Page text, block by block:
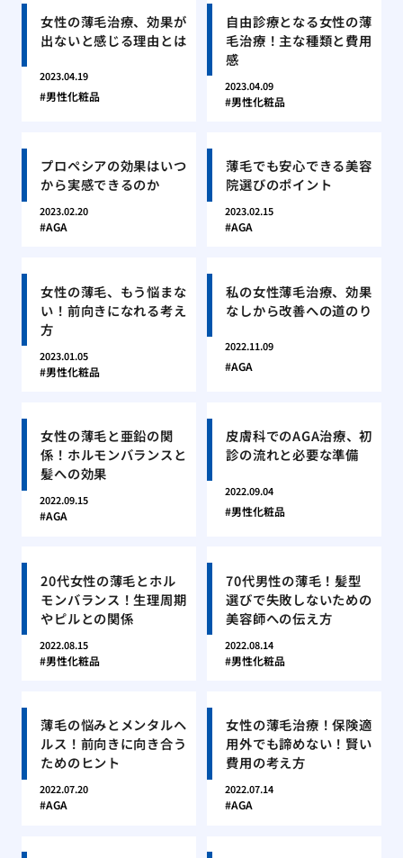
女性の薄毛治療、効果が
出ないと感じる理由とは
2023.04.19
男性化粧品
自由診療となる女性の薄
毛治療！主な種類と費用
感
2023.04.09
男性化粧品
プロペシアの効果はいつ
から実感できるのか
2023.02.20
AGA
薄毛でも安心できる美容
院選びのポイント
2023.02.15
AGA
女性の薄毛、もう悩まな
い！前向きになれる考え
方
2023.01.05
男性化粧品
私の女性薄毛治療、効果
なしから改善への道のり
2022.11.09
AGA
女性の薄毛と亜鉛の関
係！ホルモンバランスと
髪への効果
2022.09.15
AGA
皮膚科でのAGA治療、初
診の流れと必要な準備
2022.09.04
男性化粧品
20代女性の薄毛とホル
モンバランス！生理周期
やピルとの関係
2022.08.15
男性化粧品
70代男性の薄毛！髪型
選びで失敗しないための
美容師への伝え方
2022.08.14
男性化粧品
薄毛の悩みとメンタルヘ
ルス！前向きに向き合う
ためのヒント
2022.07.20
AGA
女性の薄毛治療！保険適
用外でも諦めない！賢い
費用の考え方
2022.07.14
AGA